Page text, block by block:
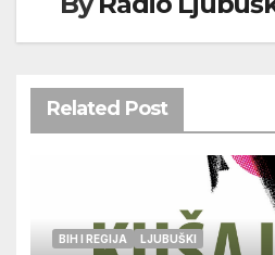
Related Post
BIH I REGIJA LJUBUŠKI